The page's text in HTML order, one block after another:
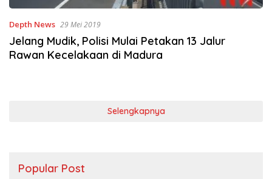
Depth News 29 Mei 2019
Jelang Mudik, Polisi Mulai Petakan 13 Jalur
Rawan Kecelakaan di Madura
Selengkapnya
Popular Post